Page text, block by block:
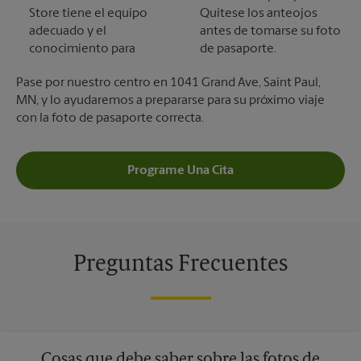
Store tiene el equipo
adecuado y el
conocimiento para
Quítese los anteojos
antes de tomarse su foto
de pasaporte.
Pase por nuestro centro en 1041 Grand Ave, Saint Paul,
MN, y lo ayudaremos a prepararse para su próximo viaje
con la foto de pasaporte correcta.
Programe Una Cita
Preguntas Frecuentes